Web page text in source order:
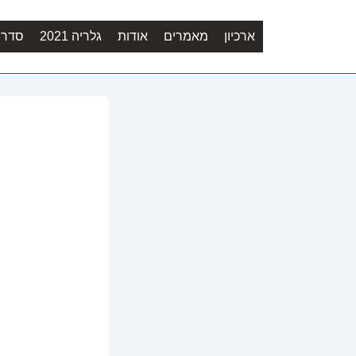
סדר גלריה 2021 אודות מאמרים ארכיון